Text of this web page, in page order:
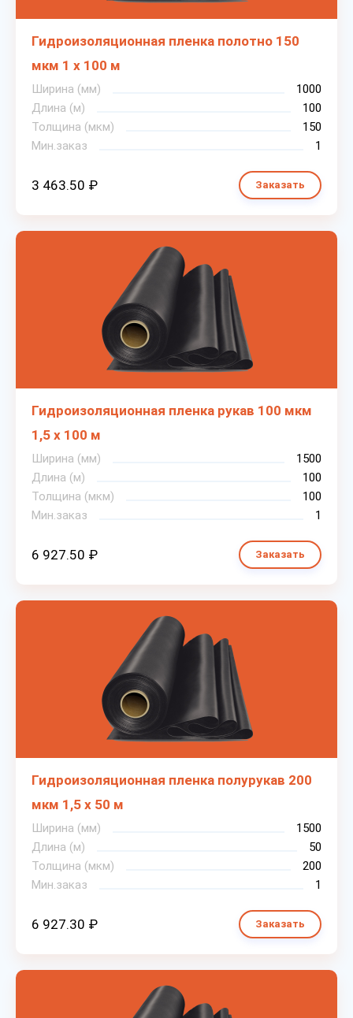
Гидроизоляционная пленка полотно 150
мкм 1 х 100 м
Ширина (мм)
1000
Длина (м)
100
Толщина (мкм)
150
Мин.заказ
1
3 463.50 ₽ Заказать
Гидроизоляционная пленка рукав 100 мкм
1,5 х 100 м
Ширина (мм)
1500
Длина (м)
100
Толщина (мкм)
100
Мин.заказ
1
6 927.50 ₽ Заказать
Гидроизоляционная пленка полурукав 200
мкм 1,5 х 50 м
Ширина (мм)
1500
Длина (м)
50
Толщина (мкм)
200
Мин.заказ
1
6 927.30 ₽ Заказать